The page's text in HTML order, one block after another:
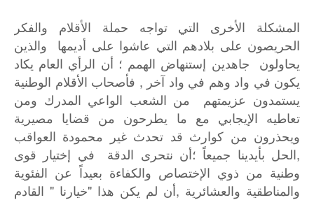
المشكلة الأخرى التي تواجه حملة الأقلام
والفكر
الحريصون على بلادهم التي عاشوا على أديمها
والذين
يحاولون
جاهدين إستنهاض الهمم ؛ أن الرأي العام يكاد
يكون في واد وهم في واد آخر , فأصحاب الأقلام الوطنية
يستمدون
عزيمتهم من الشعب الواعي المدرك ومن
تعاطيه
الإيجابي مع ما يطرحون من قضايا
مصيرية
ويحذرون من كوارث قد تحدث غير محمودة العواقب
,الحل بأيدينا جميعاً ؛أن نتحرى الدقة في إختيار
قوى
وطنية من ذوي الإختصاص والكفاءة بعيداً عن
الفئوية
والمناطقية والعشائرية ,أن لم يكن هذا "خيارنا " القادم